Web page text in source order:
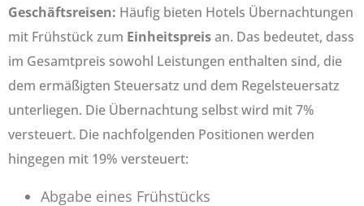
Geschäftsreisen: Häufig bieten Hotels Übernachtungen
mit Frühstück zum Einheitspreisan. Das bedeutet, dass
im Gesamtpreis sowohl Leistungen enthalten sind, die
dem ermäßigten Steuersatz und dem Regelsteuersatz
unterliegen. Die Übernachtung selbst wird mit 7%
versteuert. Die nachfolgenden Positionen werden
hingegen mit 19% versteuert:
Abgabe eines Frühstücks